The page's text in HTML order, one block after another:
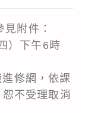
附件：
）下午6時
修網，依課
不受理取消